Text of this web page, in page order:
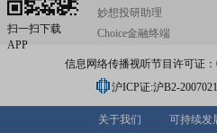
扫一扫下载
APP
妙想投研助理
Choice金融终端
信息网络传播视听节目许可证：
沪ICP证:沪B2-
关于我们 可持续发